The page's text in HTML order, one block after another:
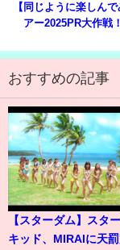
【同じように楽しん
アー2025PR大作戦
おすすめの記事
【スターダム】スタ
キッド、MIRAIに天